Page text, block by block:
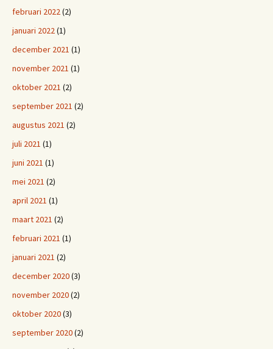
februari 2022(2)
januari 2022(1)
december 2021 (1)
november 2021 (1)
oktober 2021 (2)
september 2021 (2)
augustus 2021 (2)
juli 2021 (1)
juni 2021 (1)
mei 2021 (2)
april 2021 (1)
maart 2021 (2)
februari 2021 (1)
januari 2021 (2)
december 2020(3)
november 2020(2)
oktober 2020(3)
september 2020(2)